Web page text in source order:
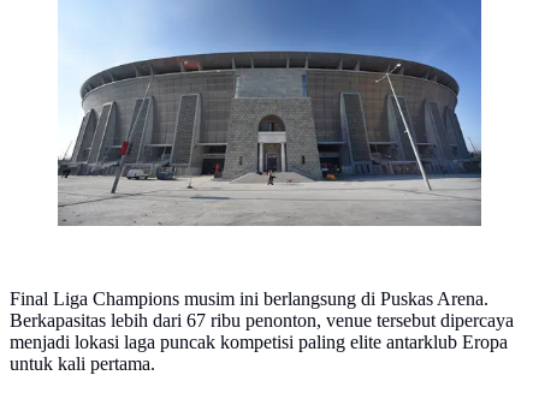
Final Liga Champions musim ini berlangsung di Puskas Arena.
Berkapasitas lebih dari 67 ribu penonton, venue tersebut dipercaya
menjadi lokasi laga puncak kompetisi paling elite antarklub Eropa
untuk kali pertama.